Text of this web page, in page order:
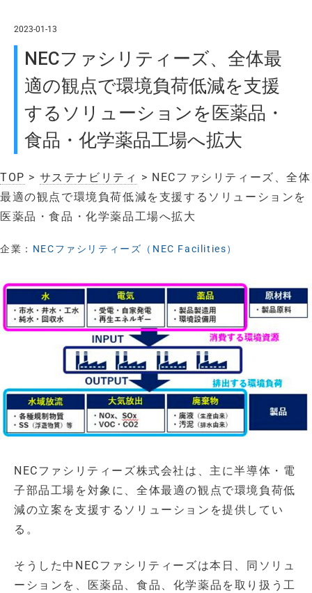
2023-01-13
NECファシリティーズ、全体最
適の観点で環境負荷低減を支援
するソリューションを医薬品・
食品・化学薬品工場へ拡大
TOP > サステナビリティ > NECファシリティーズ、全体
最適の観点で環境負荷低減を支援するソリューションを
医薬品・食品・化学薬品工場へ拡大
企業： NECファシリティーズ（NEC Facilities）
NECファシリティーズ株式会社は、主に半導体・電
子部品工場を対象に、全体最適の観点で環境負荷低
減の立案を支援するソリューションを提供してい
る。
そうした中NECファシリティーズは本日、同ソリュ
ーションを、医薬品、食品、化学薬品を取り扱う工